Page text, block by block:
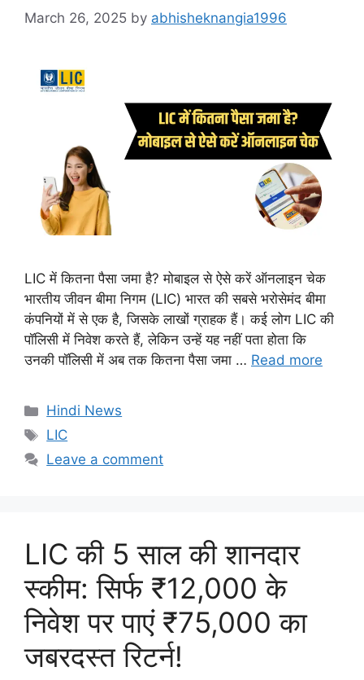
March 26, 2025 by abhisheknangia1996
LIC में कितना पैसा जमा है? मोबाइल से ऐसे करें ऑनलाइन चेक
भारतीय जीवन बीमा निगम (LIC) भारत की सबसे भरोसेमंद बीमा
कंपनियों में से एक है, जिसके लाखों ग्राहक हैं। कई लोग LIC की
पॉलिसी में निवेश करते हैं, लेकिन उन्हें यह नहीं पता होता कि
उनकी पॉलिसी में अब तक कितना पैसा जमा … Read more
Categories
Hindi News
Tags
LIC
Leave a comment
LIC की 5 साल की शानदार
स्कीम: सिर्फ ₹12,000 के
निवेश पर पाएं ₹75,000 का
जबरदस्त रिटर्न!